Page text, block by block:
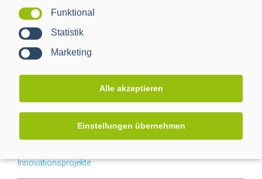
Funktional
Statistik
Marketing
Alle akzeptieren
Einstellungen übernehmen
Search
for:
Nach Kategorien suchen
Innovationsprojekte